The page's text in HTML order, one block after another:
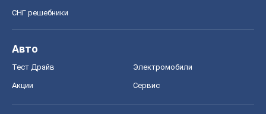
СНГ решебники
Авто
Тест Драйв Электромобили
Акции Сервис